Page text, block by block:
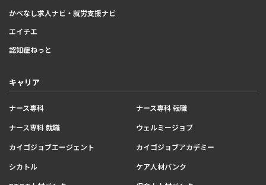
かべなし求人ナビ・就労支援ナビ
エイチエ
認知症ねっと
キャリア
ナース専科
ナース専科 転職
ナース専科 就職
ウェルミージョブ
カイゴジョブエージェント
カイゴジョブアカデミー
シカトル
ケア人材バンク